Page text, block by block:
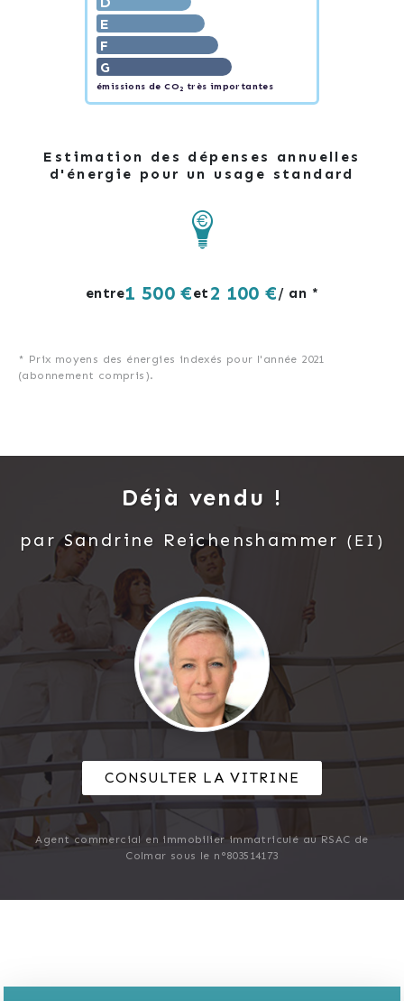
E
F
G
émissions de CO2 très importantes
Estimation des dépenses annuelles
d'énergie pour un usage standard
entre1 500 €et 2 100 €/ an *
* Prix moyens des énergies indexés pour l'année 2021
(abonnement compris).
Déjà vendu !
parSandrine Reichenshammer (EI)
CONSULTER LA VITRINE
Agent commercial en immobilier immatriculé au RSAC de
Colmar sous le n°803514173